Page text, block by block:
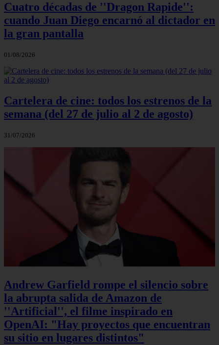
Cuatro décadas de ''Dragon Rapide'':
cuando Juan Diego encarnó al dictador en
la gran pantalla
01/08/2026
Cartelera de cine: todos los estrenos de la
semana (del 27 de julio al 2 de agosto)
31/07/2026
Andrew Garfield rompe el silencio sobre
la abrupta salida de Amazon de
''Artificial'', el filme inspirado en
OpenAI: "Hay proyectos que encuentran
su sitio en lugares distintos"